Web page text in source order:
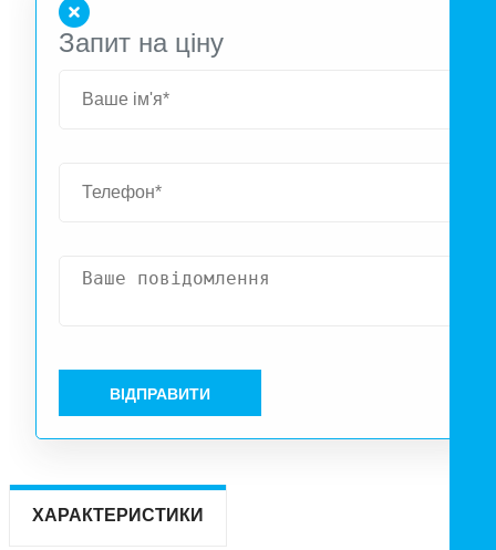
Запит на ціну
ВІДПРАВИТИ
ХАРАКТЕРИСТИКИ